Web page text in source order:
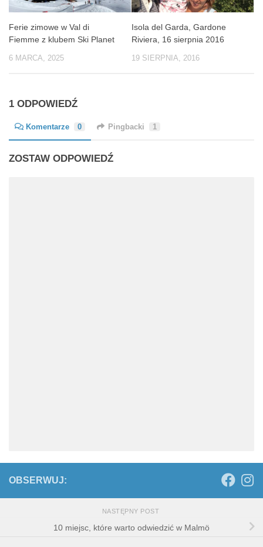
Ferie zimowe w Val di
Fiemme z klubem Ski Planet
6 MARCA, 2025
Isola del Garda, Gardone
Riviera, 16 sierpnia 2016
19 SIERPNIA, 2016
1 ODPOWIEDŹ
Komentarze 0 Pingbacki 1
ZOSTAW ODPOWIEDŹ
OBSERWUJ:
NASTĘPNY POST
10 miejsc, które warto odwiedzić w Malmö